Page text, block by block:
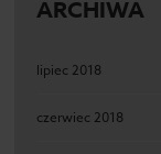
ARCHIWA
lipiec 2018
czerwiec 2018